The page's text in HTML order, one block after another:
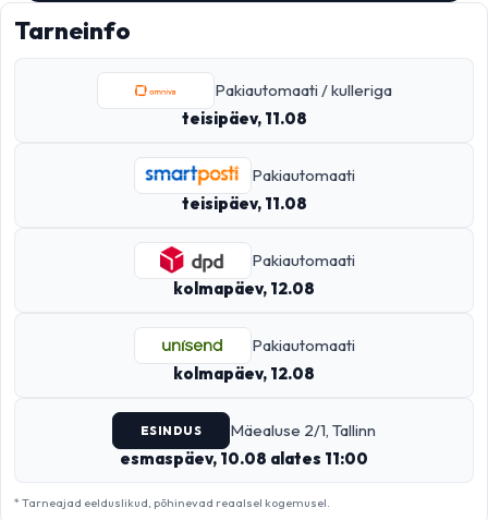
Tarneinfo
Pakiautomaati / kulleriga
teisipäev, 11.08
Pakiautomaati
teisipäev, 11.08
Pakiautomaati
kolmapäev, 12.08
Pakiautomaati
kolmapäev, 12.08
ESINDUS
Mäealuse 2/1, Tallinn
esmaspäev, 10.08 alates 11:00
* Tarneajad eelduslikud, põhinevad reaalsel kogemusel.